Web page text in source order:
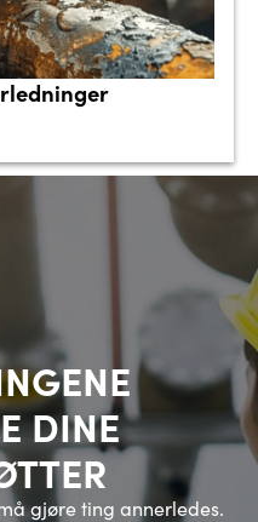
DINE
gjøre ting annerledes.